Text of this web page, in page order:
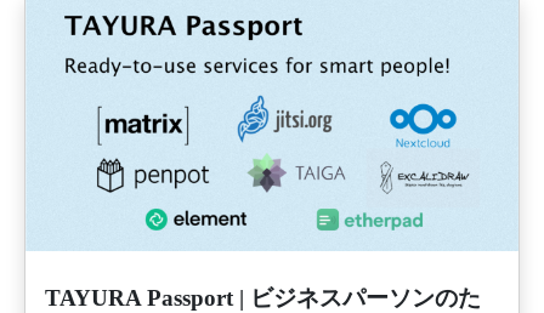
TAYURA Passport | ビジネスパーソンのた